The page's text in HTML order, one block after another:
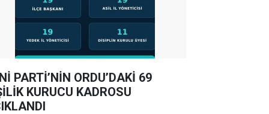
PARTİ’NİN ORDU’DAKİ 69
KURUCU KADROSU